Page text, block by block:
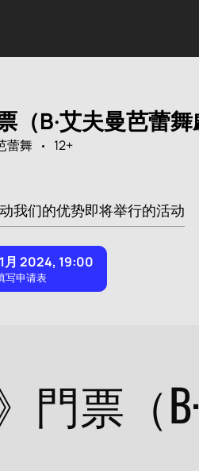
B·艾夫曼芭蕾舞
蕾舞
12+
我们的优势即将举行的活动
門票（